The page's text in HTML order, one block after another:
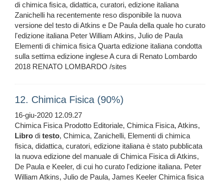
di chimica fisica, didattica, curatori, edizione italiana
Zanichelli ha recentemente reso disponibile la nuova
versione del testo di Atkins e De Paula della quale ho curato
l'edizione italiana Peter William Atkins, Julio de Paula
Elementi di chimica fisica Quarta edizione italiana condotta
sulla settima edizione inglese A cura di Renato Lombardo
2018 RENATO LOMBARDO /sites
12. Chimica Fisica (90%)
16-giu-2020 12.09.27
Chimica Fisica Prodotto Editoriale, Chimica Fisica, Atkins,
Libro di testo, Chimica, Zanichelli, Elementi di chimica
fisica, didattica, curatori, edizione italiana è stato pubblicata
la nuova edizione del manuale di Chimica Fisica di Atkins,
De Paula e Keeler, di cui ho curato l'edizione italiana. Peter
William Atkins, Julio de Paula, James Keeler Chimica fisica